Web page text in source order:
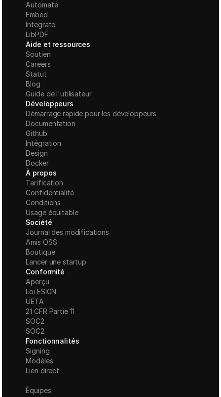
Automate
Embed
Integrate
LibPDF
Aide et ressources
Soutien
Careers
Statut
Blog
Guide de l'utilisateur
Développeurs
Démarrage rapide pour les développeurs
Documentation
Github
Intégration
Design
Docker
À propos
Tarification
Confidentialité
Conditions
Usage équitable
Société
Journal des modifications
Amis OSS
Boutique
Lancer une startup
Conformité
Aperçu
Loi ESIGN
UETA
21 CFR Partie 11
SOC2
SOC2
Fonctionnalités
Signing
Modèles
Lien direct
Équipes